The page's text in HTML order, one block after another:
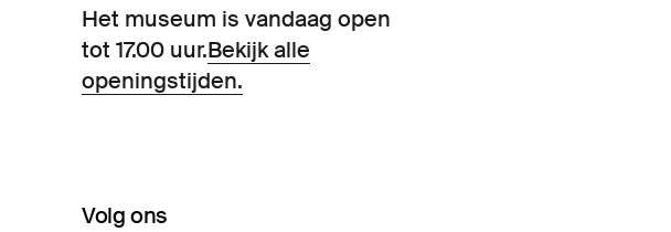
Het museum is vandaag open
tot 17.00 uur.Bekijk alle
openingstijden.
Volg ons